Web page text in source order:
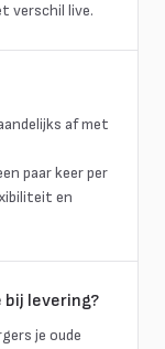
verschil live.
af met
paar keer per
en
bij levering?
je oude